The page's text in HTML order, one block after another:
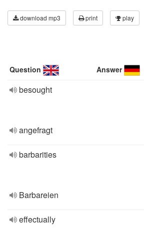
download mp3 print play
Question Answer
besought
angefragt
barbarities
Barbareien
effectually